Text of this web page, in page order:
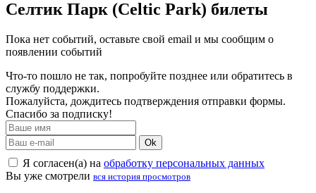
Селтик Парк (Celtic Park) билеты
Пока нет событий, оставьте свой email и мы сообщим о
появлении событий
Что-то пошло не так, попробуйте позднее или обратитесь в
службу поддержки.
Пожалуйста, дождитесь подтверждения отправки формы.
Спасибо за подписку!
Ok
Я согласен(а) на обработку персональных данных
Вы уже смотрели вся история просмотров